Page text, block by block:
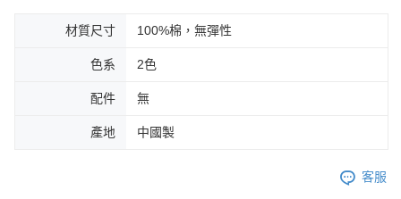
材質尺寸 100%棉，無彈性
色系 2色
配件 無
產地 中國製
客服